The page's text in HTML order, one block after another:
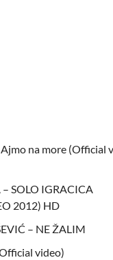
na more (Official
– SOLO IGRACICA
2012) HD
– NE ŽALIM
video)